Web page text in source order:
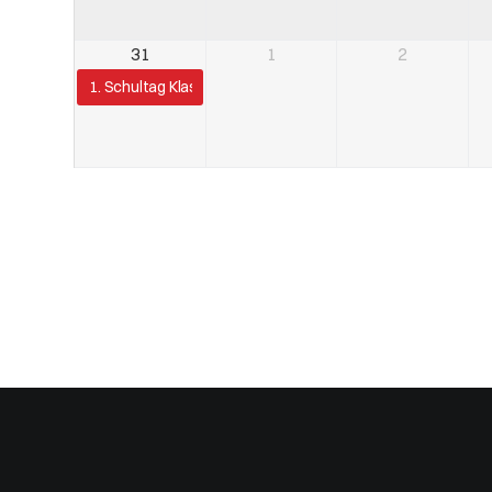
31
1. Schultag Klassen 1-12, KiGa/VS
1 2